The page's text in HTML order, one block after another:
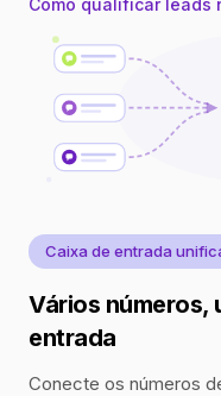
Como qualificar leads
Caixa de entrada
Vários números,
entrada
Conecte os números